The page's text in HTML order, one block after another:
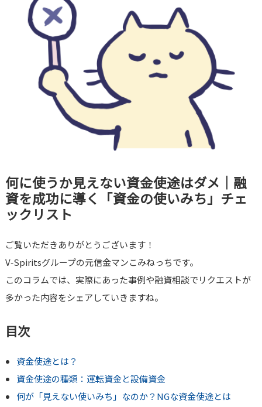
何に使うか見えない資金使途はダメ｜融
資を成功に導く「資金の使いみち」チェ
ックリスト
ご覧いただきありがとうございます！
V‑Spiritsグループの元信金マンこみねっちです。
このコラムでは、実際にあった事例や融資相談でリクエストが
多かった内容をシェアしていきますね。
目次
資金使途とは？
資金使途の種類：運転資金と設備資金
何が「見えない使いみち」なのか？NGな資金使途とは